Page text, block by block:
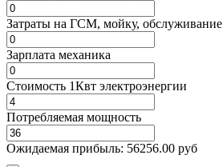
Затраты на ГСМ, мойку, обслуживание
Зарплата механика
Стоимость 1Квт электроэнергии
Потребляемая мощность
Ожидаемая прибыль: 56256.00 руб